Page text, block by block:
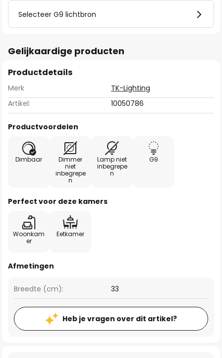
Selecteer G9 lichtbron
Gelijkaardige producten
Productdetails
Merk
TK-Lighting
Artikel:
10050786
Productvoordelen
Dimbaar
Dimmer
niet
inbegrepe
n
Lamp niet
inbegrepe
n
G9
Perfect voor deze kamers
Woonkam
er
Eetkamer
Afmetingen
Breedte (cm): 33
Heb je vragen over dit artikel?